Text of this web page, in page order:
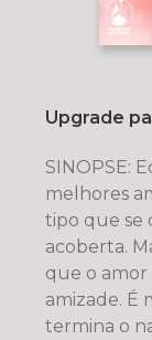
Upgrade
SINOPSE:
melhores
tipo que se
acoberta.
que o amor
amizade. É
termina o